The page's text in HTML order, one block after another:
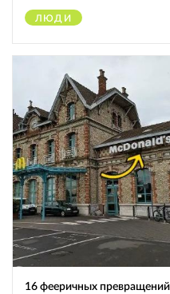
ЛЮДИ
16 фееричных